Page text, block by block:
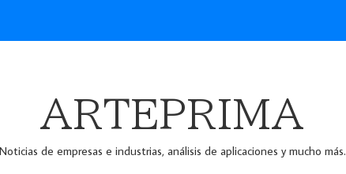
ARTEPRIMA
Noticias de empresas e industrias, análisis de aplicaciones y mucho más.